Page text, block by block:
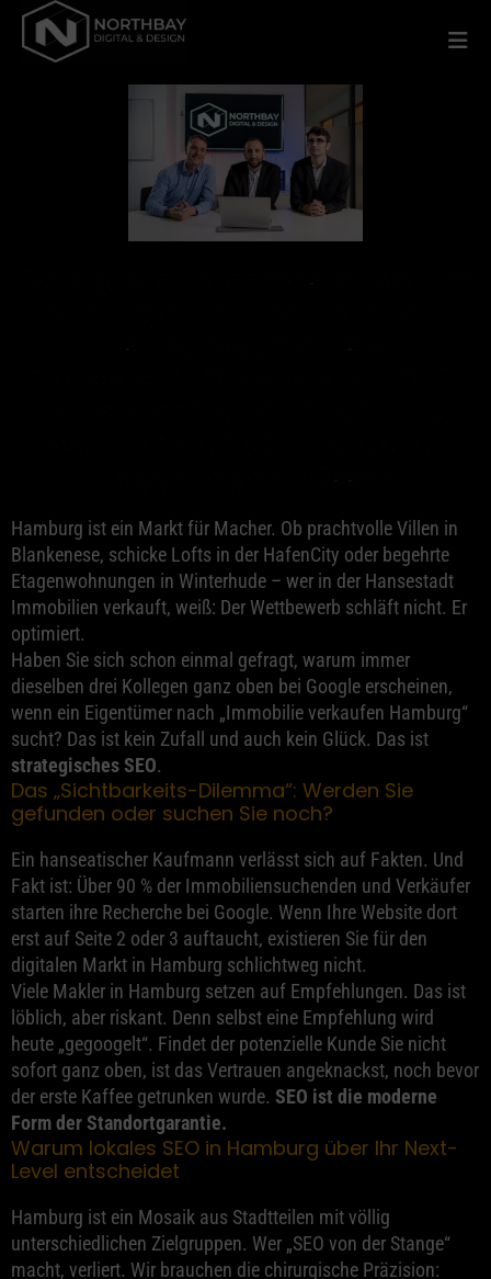
Hamburg ist ein Markt für Macher. Ob prachtvolle Villen in
Blankenese, schicke Lofts in der HafenCity oder begehrte
Etagenwohnungen in Winterhude – wer in der Hansestadt
Immobilien verkauft, weiß: Der Wettbewerb schläft nicht. Er
optimiert.
Haben Sie sich schon einmal gefragt, warum immer
dieselben drei Kollegen ganz oben bei Google erscheinen,
wenn ein Eigentümer nach „Immobilie verkaufen Hamburg“
sucht? Das ist kein Zufall und auch kein Glück. Das ist
strategisches SEO.
Das „Sichtbarkeits-Dilemma“: Werden Sie
gefunden oder suchen Sie noch?
Ein hanseatischer Kaufmann verlässt sich auf Fakten. Und
Fakt ist: Über 90 % der Immobiliensuchenden und Verkäufer
starten ihre Recherche bei Google. Wenn Ihre Website dort
erst auf Seite 2 oder 3 auftaucht, existieren Sie für den
digitalen Markt in Hamburg schlichtweg nicht.
Viele Makler in Hamburg setzen auf Empfehlungen. Das ist
löblich, aber riskant. Denn selbst eine Empfehlung wird
heute „gegoogelt“. Findet der potenzielle Kunde Sie nicht
sofort ganz oben, ist das Vertrauen angeknackst, noch bevor
der erste Kaffee getrunken wurde. SEO ist die moderne
Form der Standortgarantie.
Warum lokales SEO in Hamburg über Ihr Next-
Level entscheidet
Hamburg ist ein Mosaik aus Stadtteilen mit völlig
unterschiedlichen Zielgruppen. Wer „SEO von der Stange“
macht, verliert. Wir brauchen die chirurgische Präzision: